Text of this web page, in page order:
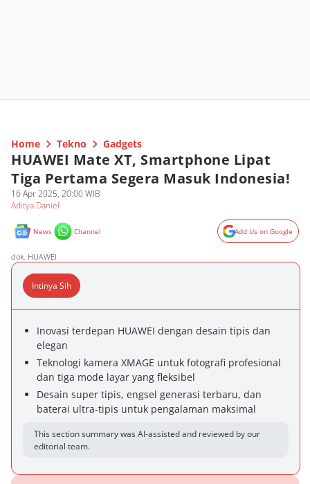
Home Tekno Gadgets
HUAWEI Mate XT, Smartphone Lipat
Tiga Pertama Segera Masuk Indonesia!
16 Apr 2025, 20:00 WIB
Aditya Daniel
News Channel Add Us on Google
dok. HUAWEI
Intinya Sih
Inovasi terdepan HUAWEI dengan desain tipis dan
elegan
Teknologi kamera XMAGE untuk fotografi profesional
dan tiga mode layar yang fleksibel
Desain super tipis, engsel generasi terbaru, dan
baterai ultra-tipis untuk pengalaman maksimal
This section summary was AI-assisted and reviewed by our
editorial team.